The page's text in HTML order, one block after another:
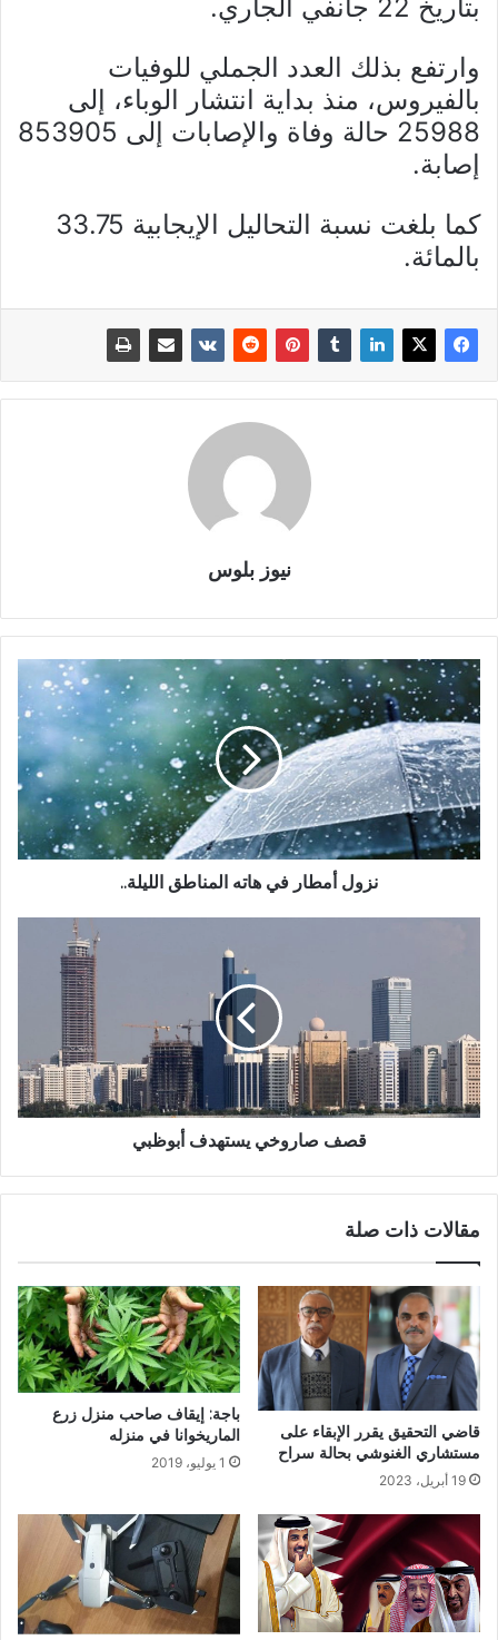
بتاريخ 22 جانفي الجاري.
وارتفع بذلك العدد الجملي للوفيات
بالفيروس، منذ بداية انتشار الوباء، إلى
25988 حالة وفاة والإصابات إلى 853905
إصابة.
كما بلغت نسبة التحاليل الإيجابية 33.75
بالمائة.
نيوز بلوس
نزول أمطار في هاته المناطق الليلة..
قصف صاروخي يستهدف أبوظبي
مقالات ذات صلة
قاضي التحقيق يقرر الإبقاء على
مستشاري الغنوشي بحالة سراح
19 أبريل، 2023
باجة: إيقاف صاحب منزل زرع
الماريخوانا في منزله
1 يوليو، 2019